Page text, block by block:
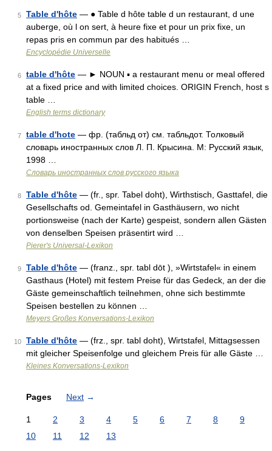
5 Table d'hôte — ● Table d hôte table d un restaurant, d une
auberge, où l on sert, à heure fixe et pour un prix fixe, un
repas pris en commun par des habitués …
Encyclopédie Universelle
6 table d'hôte — ► NOUN ▪ a restaurant menu or meal offered
at a fixed price and with limited choices. ORIGIN French, host s
table …
English terms dictionary
7 table d'hote — фр. (табльд от) см. табльдот. Толковый
словарь иностранных слов Л. П. Крысина. М: Русский язык,
1998 …
Словарь иностранных слов русского языка
8 Table d'hôte — (fr., spr. Tabel doht), Wirthstisch, Gasttafel, die
Gesellschafts od. Gemeintafel in Gasthäusern, wo nicht
portionsweise (nach der Karte) gespeist, sondern allen Gästen
von denselben Speisen präsentirt wird …
Pierer's Universal-Lexikon
9 Table d'hôte — (franz., spr. tabl dōt ), »Wirtstafel« in einem
Gasthaus (Hotel) mit festem Preise für das Gedeck, an der die
Gäste gemeinschaftlich teilnehmen, ohne sich bestimmte
Speisen bestellen zu können …
Meyers Großes Konversations-Lexikon
10 Table d'hôte — (frz., spr. tabl doht), Wirtstafel, Mittagsessen
mit gleicher Speisenfolge und gleichem Preis für alle Gäste …
Kleines Konversations-Lexikon
Pages Next →
1 2 3 4 5 6 7 8
9
10
11 12 13